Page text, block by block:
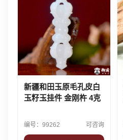
新疆和田玉原毛孔皮白
玉籽玉挂件 金刚杵 4克
编号：99262 可咨询